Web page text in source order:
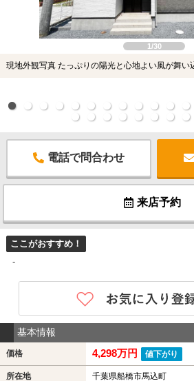
1/30
現地外観写真 たっぷりの陽光と心地よい風が舞い
電話で問合わせ
来店予約
ここがおすすめ！
-
基本情報
価格 4,298万円 値下がり
所在地 千葉県船橋市馬込町